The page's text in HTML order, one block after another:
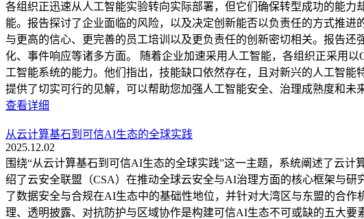
各组织正迅速从人工智能实验转向实际部署，但它们确保转型成功的能
能。报告探讨了企业面临的风险，以及决定创新能否以负责任的方式推
与更高的信心、更完善的员工培训以及更负责任的创新密切相关。报告
化、事件响应等诸多方面。 随着企业加速采用人工智能，各组织正采用
工智能系统的能力。他们指出，技能缺口依然存在，且对新兴的人工智
提供了切实可行的见解，可以帮助您加强人工智能安全、治理成熟度和未
查看详细
从云计算基石到可信AI生态的全球实践
2025.12.02
围绕“从云计算基石到可信AI生态的全球实践”这一主题，系统阐述了云
绍了云安全联盟（CSA）在推动全球云安全与AI治理方面的核心框架与
了数据安全与合规在AI生态中的基础性地位，并针对大湾区与东盟的合
理、透明披露、对抗防护与区域协作是构建可信AI生态不可或缺的五大要